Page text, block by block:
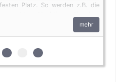
Platz. So werden z.B. die
zu Medizin verarbeitet. Auch
den artenschutzrechtlichen
mehr
Erscheinungsform
geschützten
zur 3. geschützten
zur 4. geschützten
zur 5. geschützten